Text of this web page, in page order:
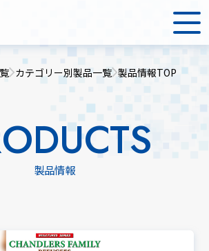
カテゴリー別製品一覧 製品情報TOP
製品情報